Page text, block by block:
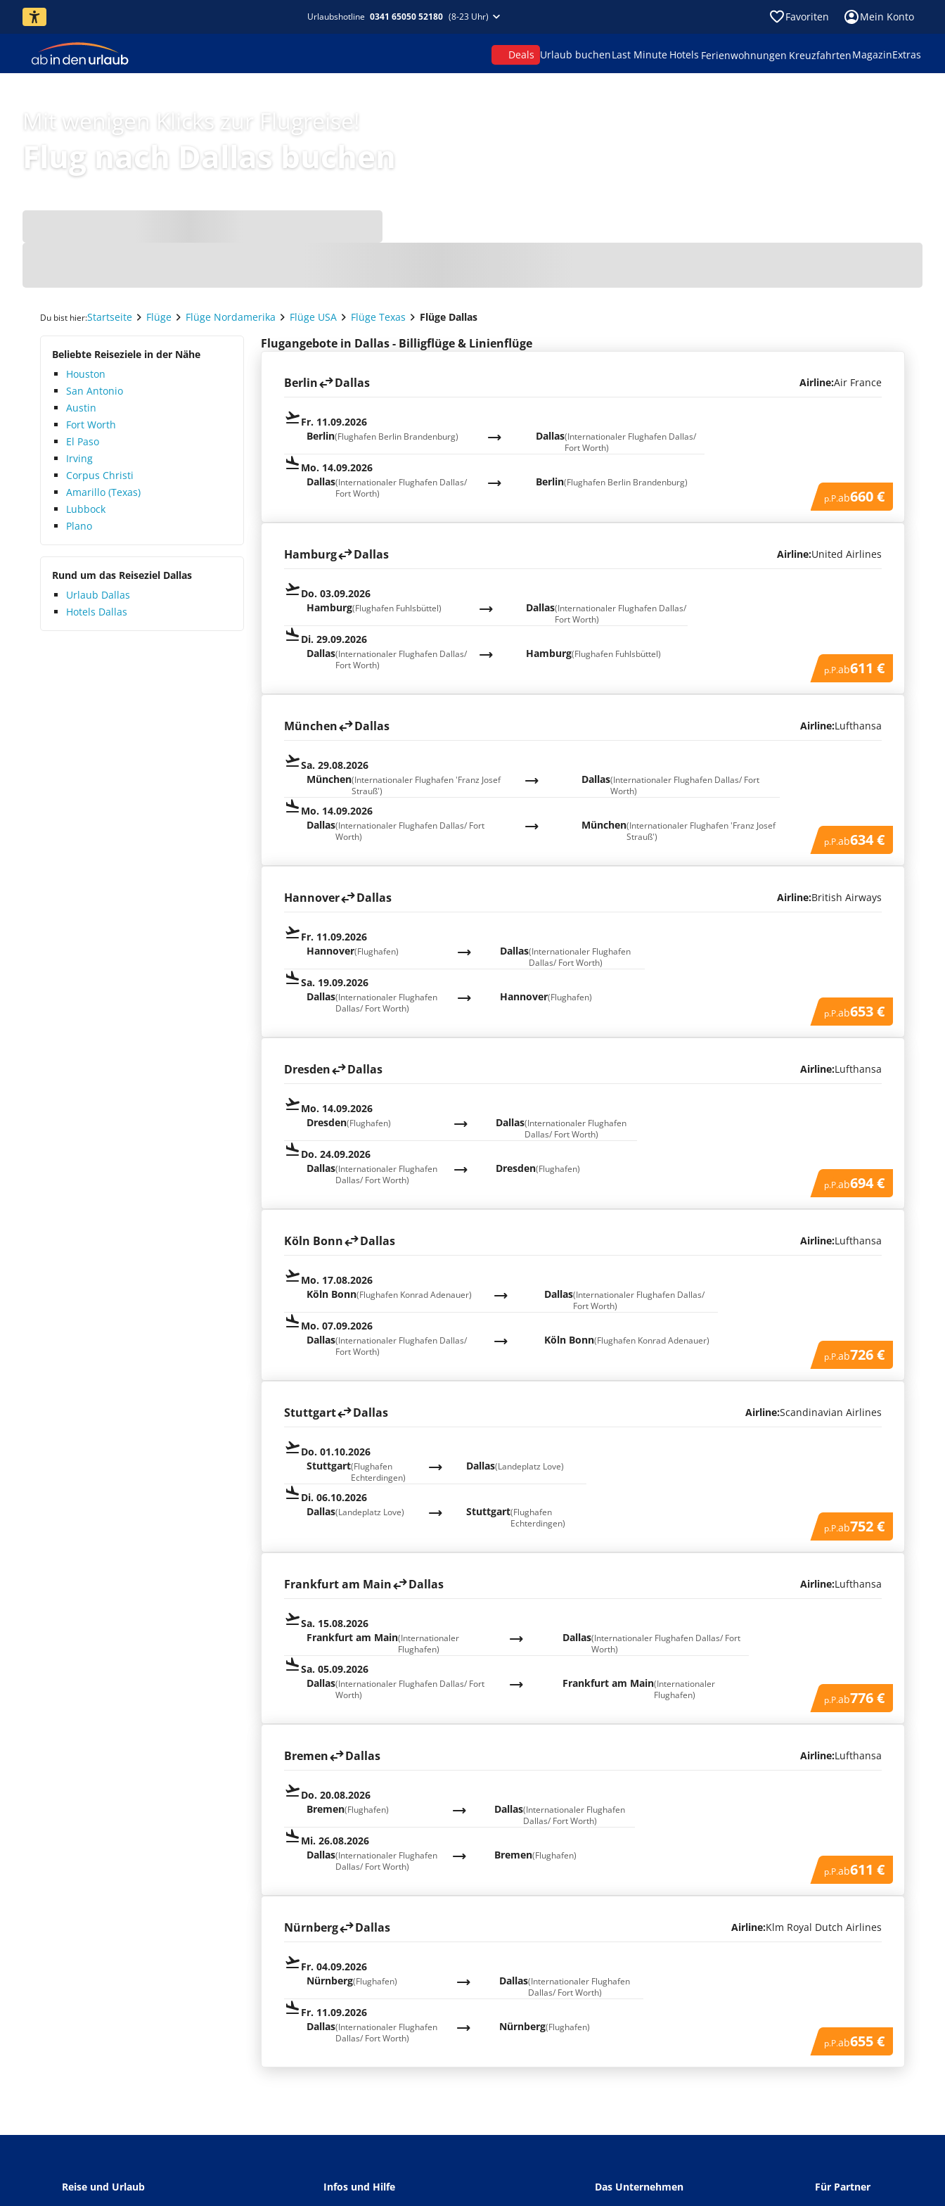
Urlaubshotline 0341 65050 52180 (8-23 Uhr) Favoriten Mein Konto
Deals Urlaub buchenLast Minute Hotels Ferienwohnungen KreuzfahrtenMagazinExtras
Mit wenigen Klicks zur Flugreise!
Flug nach Dallas buchen
Du bist hier:Startseite Flüge Flüge Nordamerika Flüge USA Flüge Texas Flüge Dallas
Beliebte Reiseziele in der Nähe
Houston
San Antonio
Austin
Fort Worth
El Paso
Irving
Corpus Christi
Amarillo (Texas)
Lubbock
Plano
Rund um das Reiseziel Dallas
Urlaub Dallas
Hotels Dallas
Flugangebote in Dallas - Billigflüge & Linienflüge
Berlin Dallas Airline:Air France
Fr. 11.09.2026
Berlin(Flughafen Berlin Brandenburg) Dallas(Internationaler Flughafen Dallas/
Fort Worth)
Mo. 14.09.2026
Berlin(Flughafen Berlin Brandenburg)
Dallas(Internationaler Flughafen Dallas/
Fort Worth)
p.P.ab660 €
Hamburg Dallas Airline:United Airlines
Do. 03.09.2026
Hamburg(Flughafen Fuhlsbüttel) Dallas(Internationaler Flughafen Dallas/
Fort Worth)
Di. 29.09.2026
Hamburg(Flughafen Fuhlsbüttel)
Dallas(Internationaler Flughafen Dallas/
Fort Worth)
p.P.ab611 €
München Dallas Airline:Lufthansa
Sa. 29.08.2026
München(Internationaler Flughafen 'Franz Josef
Strauß')
Dallas(Internationaler Flughafen Dallas/ Fort
Worth)
Mo. 14.09.2026
München(Internationaler Flughafen 'Franz Josef
Strauß')
Dallas(Internationaler Flughafen Dallas/ Fort
Worth)
p.P.ab634 €
Hannover Dallas Airline:British Airways
Fr. 11.09.2026
Hannover(Flughafen) Dallas(Internationaler Flughafen
Dallas/ Fort Worth)
Sa. 19.09.2026
Hannover(Flughafen)
Dallas(Internationaler Flughafen
Dallas/ Fort Worth)
p.P.ab653 €
Dresden Dallas Airline:Lufthansa
Mo. 14.09.2026
Dresden(Flughafen) Dallas(Internationaler Flughafen
Dallas/ Fort Worth)
Do. 24.09.2026
Dresden(Flughafen)
Dallas(Internationaler Flughafen
Dallas/ Fort Worth)
p.P.ab694 €
Köln Bonn Dallas Airline:Lufthansa
Mo. 17.08.2026
Köln Bonn(Flughafen Konrad Adenauer) Dallas(Internationaler Flughafen Dallas/
Fort Worth)
Mo. 07.09.2026
Köln Bonn(Flughafen Konrad Adenauer)
Dallas(Internationaler Flughafen Dallas/
Fort Worth)
p.P.ab726 €
Stuttgart Dallas Airline:Scandinavian Airlines
Do. 01.10.2026
Stuttgart(Flughafen
Echterdingen)
Dallas(Landeplatz Love)
Di. 06.10.2026
Stuttgart(Flughafen
Echterdingen)
Dallas(Landeplatz Love)
p.P.ab752 €
Frankfurt am Main Dallas Airline:Lufthansa
Sa. 15.08.2026
Frankfurt am Main(Internationaler
Flughafen)
Dallas(Internationaler Flughafen Dallas/ Fort
Worth)
Sa. 05.09.2026
Frankfurt am Main(Internationaler
Flughafen)
Dallas(Internationaler Flughafen Dallas/ Fort
Worth)
p.P.ab776 €
Bremen Dallas Airline:Lufthansa
Do. 20.08.2026
Bremen(Flughafen) Dallas(Internationaler Flughafen
Dallas/ Fort Worth)
Mi. 26.08.2026
Bremen(Flughafen)
Dallas(Internationaler Flughafen
Dallas/ Fort Worth)
p.P.ab611 €
Nürnberg Dallas Airline:Klm Royal Dutch Airlines
Fr. 04.09.2026
Nürnberg(Flughafen) Dallas(Internationaler Flughafen
Dallas/ Fort Worth)
Fr. 11.09.2026
Nürnberg(Flughafen)
Dallas(Internationaler Flughafen
Dallas/ Fort Worth)
p.P.ab655 €
Reise und Urlaub Infos und Hilfe Das Unternehmen Für Partner